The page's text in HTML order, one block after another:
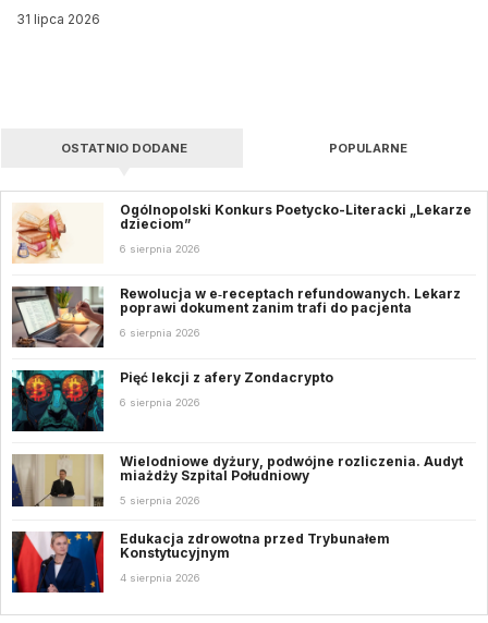
31 lipca 2026
OSTATNIO DODANE POPULARNE
Ogólnopolski Konkurs Poetycko-Literacki „Lekarze
dzieciom”
6 sierpnia 2026
Rewolucja w e‑receptach refundowanych. Lekarz
poprawi dokument zanim trafi do pacjenta
6 sierpnia 2026
Pięć lekcji z afery Zondacrypto
6 sierpnia 2026
Wielodniowe dyżury, podwójne rozliczenia. Audyt
miażdży Szpital Południowy
5 sierpnia 2026
Edukacja zdrowotna przed Trybunałem
Konstytucyjnym
4 sierpnia 2026